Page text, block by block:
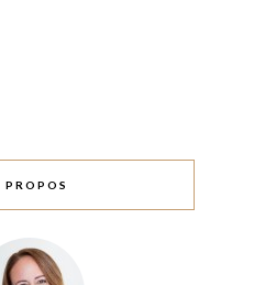
PROPOS